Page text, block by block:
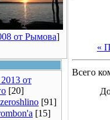
от Рымова]
от
[20]
[91]
[15]
«
Всего